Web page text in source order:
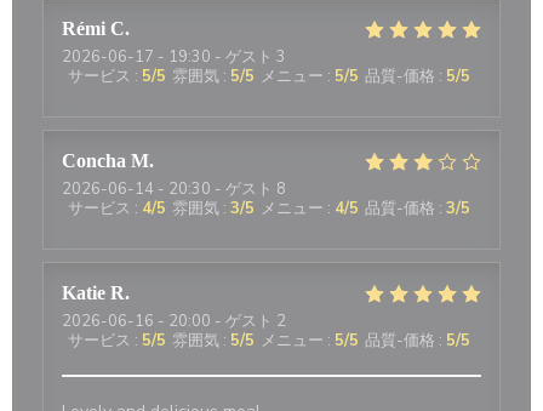
Rémi C
2026-06-17 - 19:30 - ゲスト 3
サービス : 5/5 雰囲気 : 5/5 メニュー : 5/5 品質-価格 : 5/5
Concha M
2026-06-14 - 20:30 - ゲスト 8
サービス : 4/5 雰囲気 : 3/5 メニュー : 4/5 品質-価格 : 3/5
Katie R
2026-06-16 - 20:00 - ゲスト 2
サービス : 5/5 雰囲気 : 5/5 メニュー : 5/5 品質-価格 : 5/5